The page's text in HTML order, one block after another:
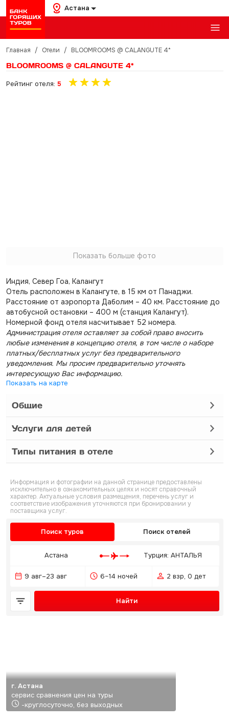
Астана
Главная / Отели / BLOOMROOMS @ CALANGUTE 4*
BLOOMROOMS @ CALANGUTE 4*
Рейтинг отеля: 5
Показать больше фото
Индия, Север Гоа, Калангут
Отель расположен в Калангуте, в 15 км от Панаджи.
Расстояние от аэропорта Даболим – 40 км. Расстояние до
автобусной остановки – 400 м (станция Калангут).
Номерной фонд отеля насчитывает 52 номера.
Администрация отеля оставляет за собой право вносить
любые изменения в концепцию отеля, в том числе о наборе
платных/бесплатных услуг без предварительного
уведомления. Мы просим предварительно уточнять
интересующую Вас информацию.
Показать на карте
Общие
Услуги для детей
Типы питания в отеле
Информация и фотографии на данной странице предоставлены
исключительно в ознакомительных целях и носят справочный
характер. Актуальные условия размещения, перечень услуг и
соответствие изображения уточняются при бронировании у
поставщика услуг.
Поиск туров Поиск отелей
Астана Турция: АНТАЛЬЯ
9 авг–23 авг 6–14 ночей 2 взр, 0 дет
Найти
г. Астана
сервис сравнения цен на туры
-круглосуточно, без выходных